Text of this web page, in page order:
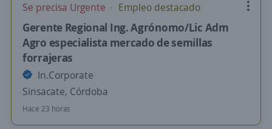
Se precisa Urgente Empleo destacado
Gerente Regional Ing. Agrónomo/Lic Adm
Agro especialista mercado de semillas
forrajeras
In.Corporate
Sinsacate, Córdoba
Hace 23 horas